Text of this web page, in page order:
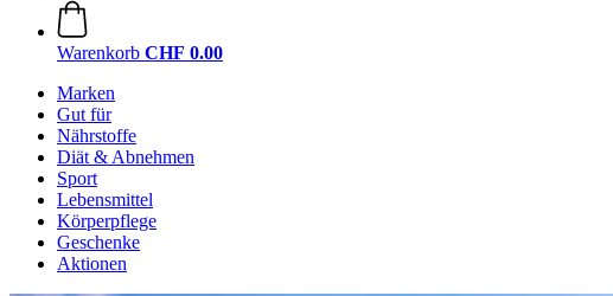
Warenkorb CHF 0.00
Marken
Gut für
Nährstoffe
Diät & Abnehmen
Sport
Lebensmittel
Körperpflege
Geschenke
Aktionen